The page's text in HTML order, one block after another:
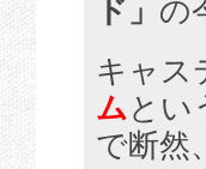
ド」 の
キャス
ム とい
で断然